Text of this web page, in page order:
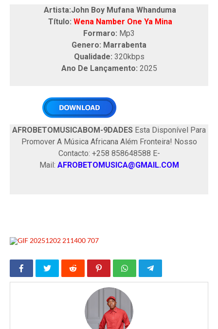
Artista:John Boy Mufana Whanduma
Título: Wena Namber One Ya Mina
Formaro: Mp3
Genero: Marrabenta
Qualidade: 320kbps
Ano De Lançamento: 2025
AFROBETOMUSICABOM-9DADES Esta Disponível Para
Promover A Música Africana Além Fronteira! Nosso
Contacto: +258 858648588 E-
Mail: AFROBETOMUSICA@GMAIL.COM